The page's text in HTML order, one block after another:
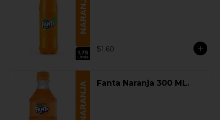
$1.60
Fanta Naranja 300 ML.